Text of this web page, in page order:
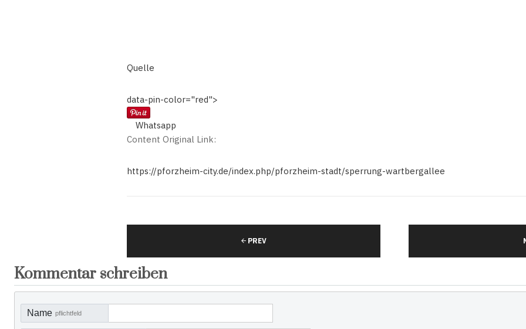
Quelle
data-pin-color="red">
Whatsapp
Content Original Link:
https://pforzheim-city.de/index.php/pforzheim-stadt/sperrung-wartbergallee
PREV
Kommentar schreiben
Name pflichtfeld